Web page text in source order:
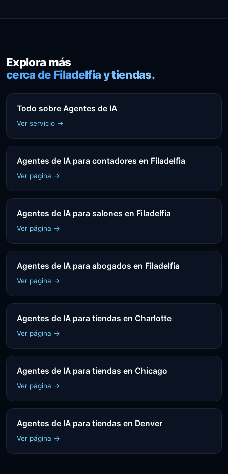
Explora más
cerca de Filadelfia y tiendas.
Todo sobre Agentes de IA
Ver servicio →
Agentes de IA para contadores en Filadelfia
Ver página →
Agentes de IA para salones en Filadelfia
Ver página →
Agentes de IA para abogados en Filadelfia
Ver página →
Agentes de IA para tiendas en Charlotte
Ver página →
Agentes de IA para tiendas en Chicago
Ver página →
Agentes de IA para tiendas en Denver
Ver página →